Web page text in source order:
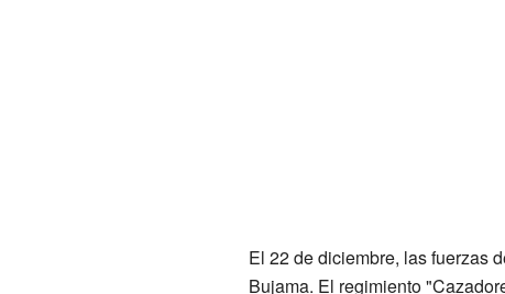
El 22 de diciembre, las fuerzas
Bujama. El regimiento